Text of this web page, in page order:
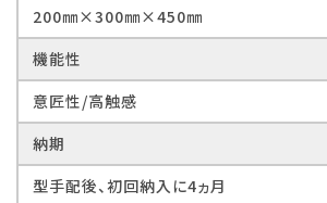
200㎜×300㎜×450㎜
機能性
意匠性/高触感
納期
型手配後、初回納入に4ヵ月